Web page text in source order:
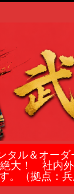
タル＆オー
大！ 社内
。（拠点：兵